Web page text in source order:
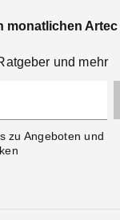
monatlichen
und mehr
zu Angeboten und